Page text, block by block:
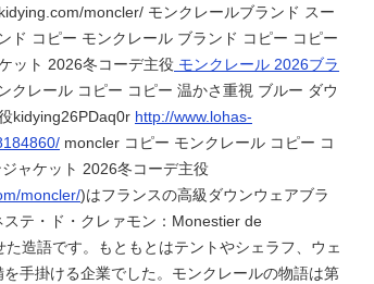
moncler/ モンクレールブランド スー
ド コピー モンクレール ブランド コピー コピー
ット 2026冬コーデ主役 モンクレール 2026ブラ
クレール コピー コピー 温かさ重視 ブルー ダウ
kidying26PDaq0r http://www.lohas-
moncler コピー モンクレール コピー コ
ャケット 2026冬コーデ主役
moncler/)はフランスの高級ダウンウェアブラ
テ・ド・クレァモン：Monestier de
造語です。もともとはテントやシェラフ、ウェ
手掛ける企業でした。モンクレールの物語は第